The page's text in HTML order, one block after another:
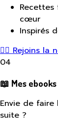
cœur
Inspirés
👉🏾 Rejoins
04
📖 Mes ebooks
Envie de
suite ?